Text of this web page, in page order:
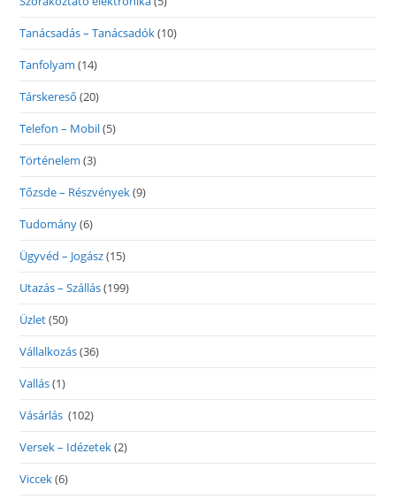
Tanácsadás – Tanácsadók(10)
Tanfolyam (14)
Társkereső (20)
Telefon – Mobil(5)
Történelem (3)
Tőzsde – Részvények(9)
Tudomány(6)
Ügyvéd – Jogász(15)
Utazás – Szállás(199)
Üzlet(50)
Vállalkozás(36)
Vallás(1)
Vásárlás (102)
Versek – Idézetek(2)
Viccek(6)